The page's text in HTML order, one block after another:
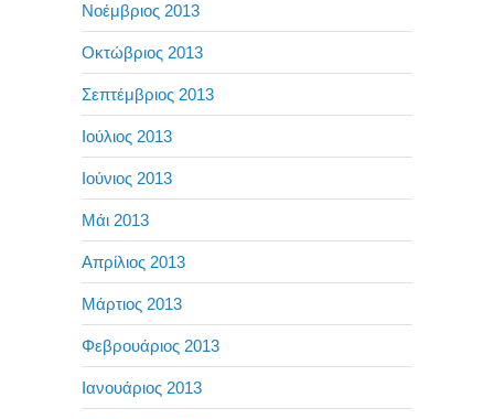
Νοέμβριος 2013
Οκτώβριος 2013
Σεπτέμβριος 2013
Ιούλιος 2013
Ιούνιος 2013
Μάι 2013
Απρίλιος 2013
Μάρτιος 2013
Φεβρουάριος 2013
Ιανουάριος 2013